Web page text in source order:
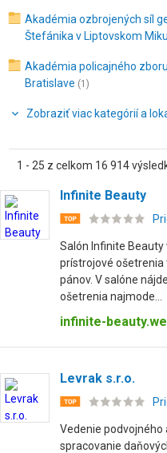
Akadémia ozbrojených síl
Štefánika v Liptovskom
Akadémia policajného
Bratislave (1)
Zobraziť viac kategórií a
1 - 25 z celkom 16 914
Infinite Beauty
Salón Infinite
prístrojové ošetrenia
pánov. V salóne
ošetrenia najmode...
infinite-
Levrak s.r.o.
Vedenie podvojného
spracovanie